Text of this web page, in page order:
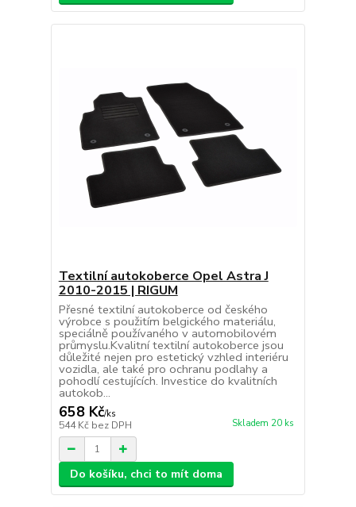
Textilní autokoberce Opel Astra J
2010-2015 | RIGUM
Přesné textilní autokoberce od českého
výrobce s použitím belgického materiálu,
speciálně používaného v automobilovém
průmyslu.Kvalitní textilní autokoberce jsou
důležité nejen pro estetický vzhled interiéru
vozidla, ale také pro ochranu podlahy a
pohodlí cestujících. Investice do kvalitních
autokob...
658 Kč/ks
544 Kč bez DPH Skladem 20 ks
Do košíku, chci to mít doma